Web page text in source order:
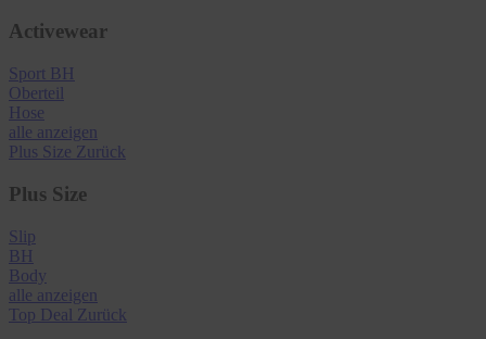
Activewear
Sport BH
Oberteil
Hose
alle anzeigen
Plus Size Zurück
Plus Size
Slip
BH
Body
alle anzeigen
Top Deal Zurück